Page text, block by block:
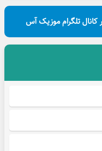
تلگرام موزیک آس